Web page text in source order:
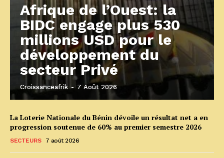
Afrique de l’Ouest: la
BIDC engage plus 530
millions USD pour le
développement du
secteur Privé
Croissanceafrik - 7 Août 2026
La Loterie Nationale du Bénin dévoile un résultat net a en
progression soutenue de 60% au premier semestre 2026
SECTEURS 7 août 2026